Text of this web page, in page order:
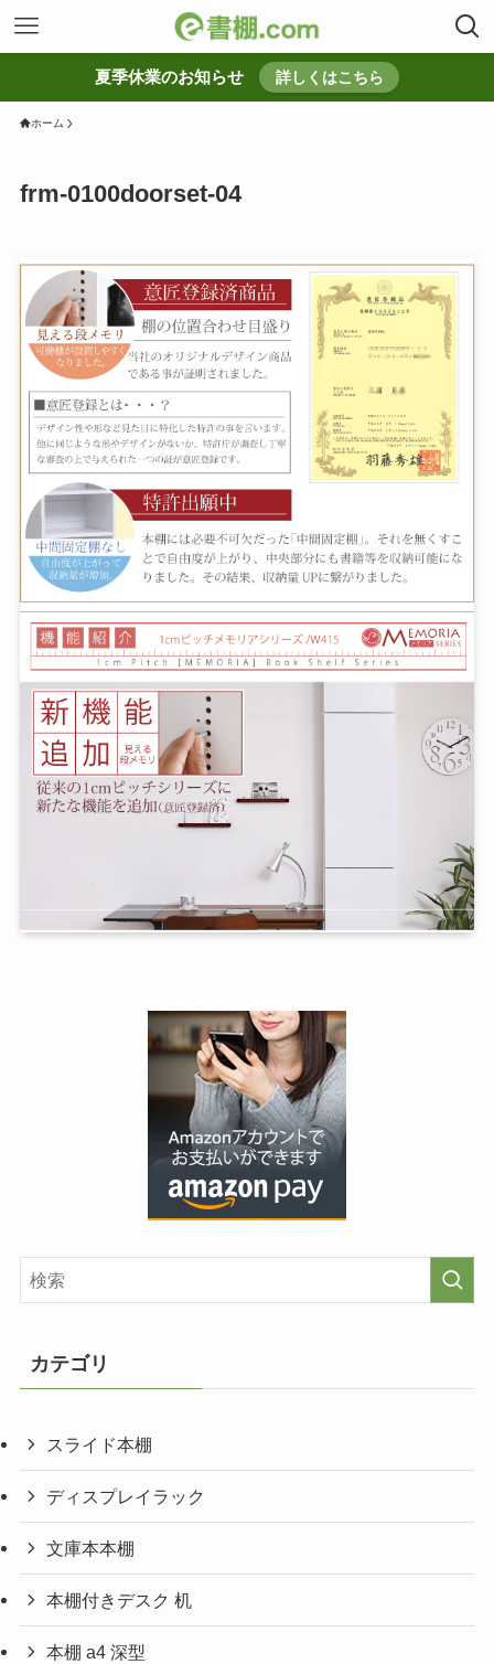
夏季休業のお知らせ 詳しくはこちら
ホーム
frm-0100doorset-04
カテゴリ
スライド本棚
ディスプレイラック
文庫本本棚
本棚付きデスク 机
本棚 a4 深型